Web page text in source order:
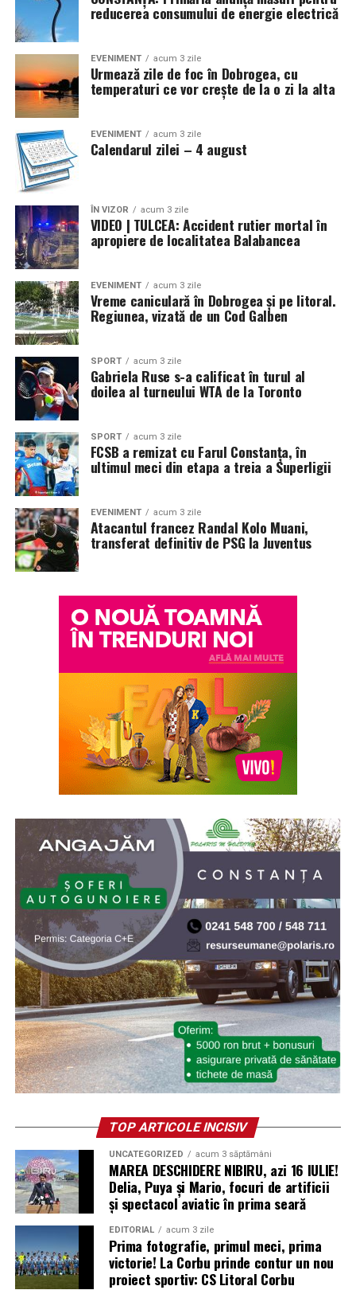
implementare.
Prin Eyes-Shut, partenerii proiectului transmit un mesaj
clar:incluziunea nu este un concept abstract și nu
aparține doar unor grupuri specifice , ci poate fi
construită prin experiențe simple, autentice și
replicabile, care îi implică pe toți membrii comunității.
Proiectul Eyes-Shut se încheie oficial, însă impactul său
continuă prin comunitățile implicate și prin resursele
puse la dispoziția publicului, invitând organizațiile și
instituțiile interesate să ducă mai departe acest tip de
experiență în propriile contexte locale.
Pentru informații suplimentare despre proiect și
rezultate:
http://eyes-shut.forzajuniorcostuleni.ro
acsfjc@gmail.com
reducerea consumului de energie electrică
EVENIMENT acum 3 zile
Urmează zile de foc în Dobrogea, cu
temperaturi ce vor crește de la o zi la alta
EVENIMENT acum 3 zile
Calendarul zilei – 4 august
ÎN VIZOR acum 3 zile
VIDEO | TULCEA: Accident rutier mortal în
apropiere de localitatea Balabancea
EVENIMENT acum 3 zile
Vreme caniculară în Dobrogea și pe litoral.
Regiunea, vizată de un Cod Galben
SPORT acum 3 zile
Gabriela Ruse s-a calificat în turul al
doilea al turneului WTA de la Toronto
SPORT acum 3 zile
FCSB a remizat cu Farul Constanța, în
ultimul meci din etapa a treia a Superligii
EVENIMENT acum 3 zile
Atacantul francez Randal Kolo Muani,
transferat definitiv de PSG la Juventus
TOP ARTICOLE INCISIV
UNCATEGORIZED acum 3 săptămâni
MAREA DESCHIDERE NIBIRU, azi 16 IULIE!
Delia, Puya și Mario, focuri de artificii
și spectacol aviatic în prima seară
EDITORIAL acum 3 zile
Prima fotografie, primul meci, prima
victorie! La Corbu prinde contur un nou
proiect sportiv: CS Litoral Corbu